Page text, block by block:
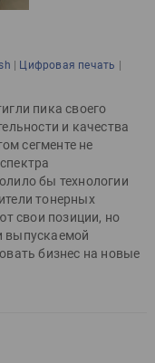
| Цифровая печать |
пика своего
и качества
сегменте не
бы технологии
тонерных
свои позиции, но
выпускаемой
бизнес на новые